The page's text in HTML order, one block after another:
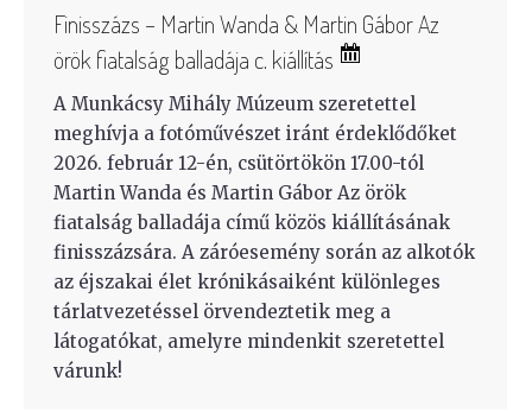
Finisszázs – Martin Wanda & Martin Gábor Az
örök fiatalság balladája c. kiállítás
A Munkácsy Mihály Múzeum szeretettel
meghívja a fotóművészet iránt érdeklődőket
2026. február 12-én, csütörtökön 17.00-tól
Martin Wanda és Martin Gábor Az örök
fiatalság balladája című közös kiállításának
finisszázsára. A záróesemény során az alkotók
az éjszakai élet krónikásaiként különleges
tárlatvezetéssel örvendeztetik meg a
látogatókat, amelyre mindenkit szeretettel
várunk!